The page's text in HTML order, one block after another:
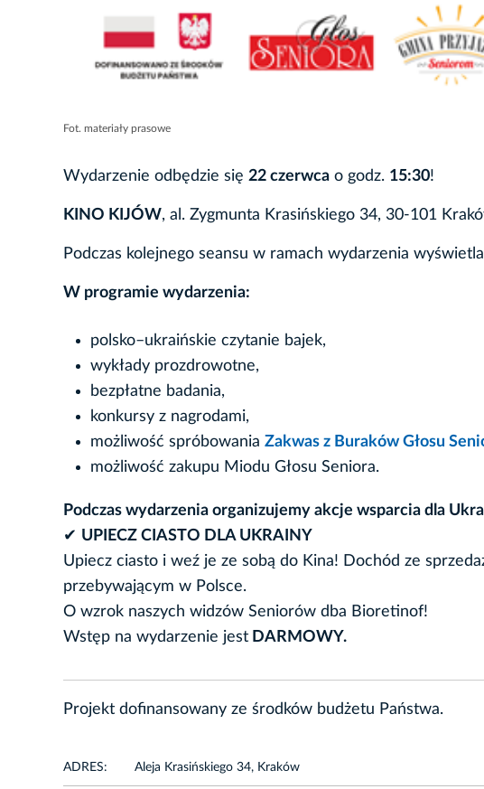
Fot. materiały prasowe
Wydarzenie odbędzie się 22 czerwca o godz. 15:30!
KINO KIJÓW, al. Zygmunta Krasińskiego 34, 30-101
Podczas kolejnego seansu w ramach wydarzenia
W programie wydarzenia:
polsko–ukraińskie czytanie bajek,
wykłady prozdrowotne,
bezpłatne badania,
konkursy z nagrodami,
możliwość spróbowania Zakwas z Buraków Głosu
możliwość zakupu Miodu Głosu Seniora.
Podczas wydarzenia organizujemy akcje wsparcia dla
✔ UPIECZ CIASTO DLA UKRAINY
Upiecz ciasto i weź je ze sobą do Kina! Dochód ze
przebywającym w Polsce.
O wzrok naszych widzów Seniorów dba Bioretinof!
Wstęp na wydarzenie jest DARMOWY.
Projekt dofinansowany ze środków budżetu Państwa.
ADRES: Aleja Krasińskiego 34, Kraków